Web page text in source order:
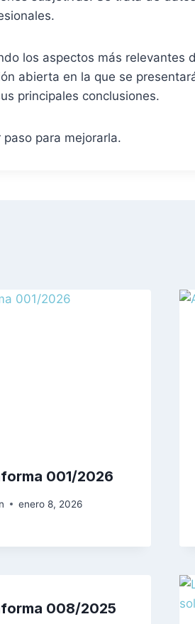
los aspectos más relevantes
abierta en la que se
principales conclusiones.
para mejorarla.
001/2026
enero 8, 2026
008/2025